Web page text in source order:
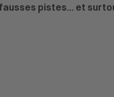
pistes… et